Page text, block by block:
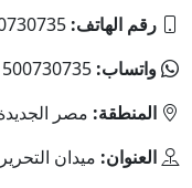
01500730735
+201500730735
مصر الجديدة , القاهرة
ميدان التحرير، قصر